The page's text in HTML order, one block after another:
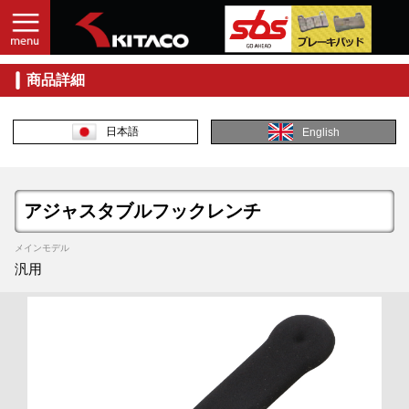
商品詳細
日本語 English
アジャスタブルフックレンチ
メインモデル
汎用